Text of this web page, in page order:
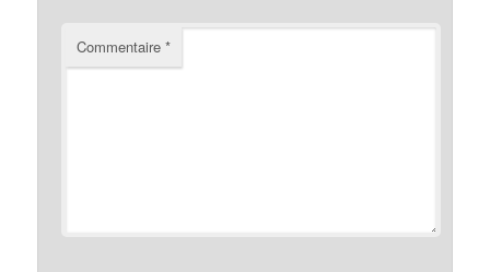
Commentaire*